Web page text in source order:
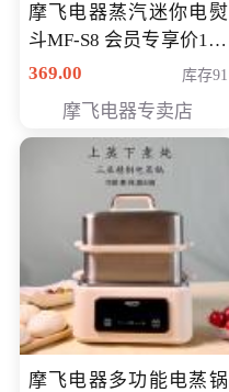
摩飞电器蒸汽迷你电熨
斗MF-S8 会员专享价168
元
369.00 库存91
摩飞电器专卖店
摩飞电器多功能电蒸锅